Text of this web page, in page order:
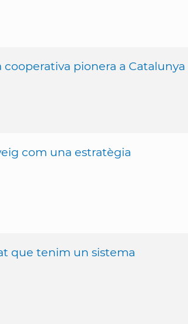
cooperativa pionera a Catalunya
com una estratègia
que tenim un sistema